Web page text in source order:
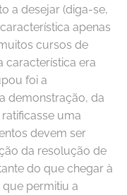
a desejar (diga-se,
apenas
cursos de
característica era
foi a
demonstração, da
uma
devem ser
da resolução de
do que chegar à
permitiu a